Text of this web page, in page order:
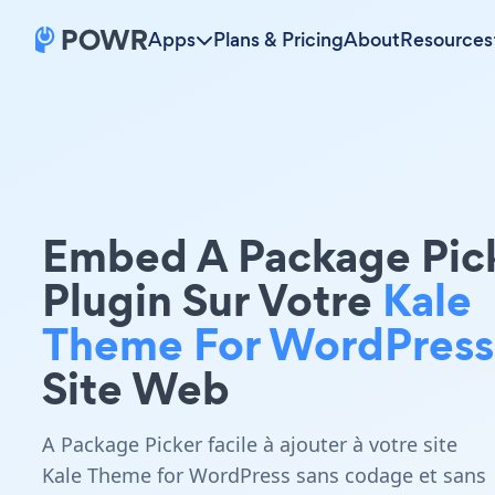
Apps Plans & PricingAboutResources
Embed A Package
Plugin Sur VotreKale
Theme For WordPress
Site Web
A Package Picker facile à ajouter à votre site
Kale Theme for WordPress sans codage et sans